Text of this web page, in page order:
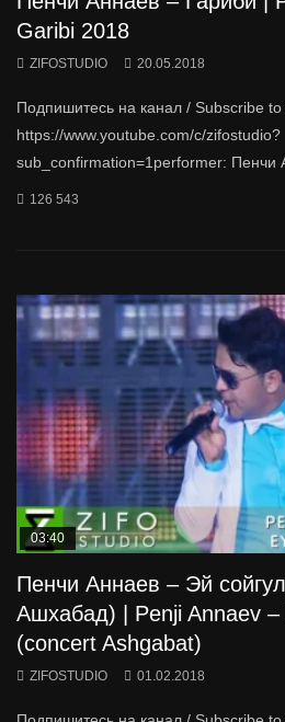
Garibi 2018
ZIFOSTUDIO 20.05.2018
Подпишитесь на канал / Subscribe
https://www.youtube.com/c/zifostudio?
sub_confirmation=1performer: Пенчи
126 543
03:40
Пенчи Аннаев – Эй
Ашхабад) | Penji Annaev –
(concert Ashgabat)
ZIFOSTUDIO 01.02.2018